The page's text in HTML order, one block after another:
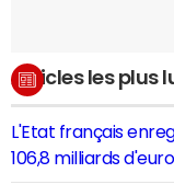
Articles les plus
L'Etat français
106,8 milliards